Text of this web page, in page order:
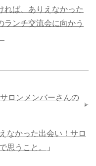
れば、ありえなかった
ランチ交流会に向かう
ロンメンバーさんの
なかった出会い！サロ
思うこと。
」